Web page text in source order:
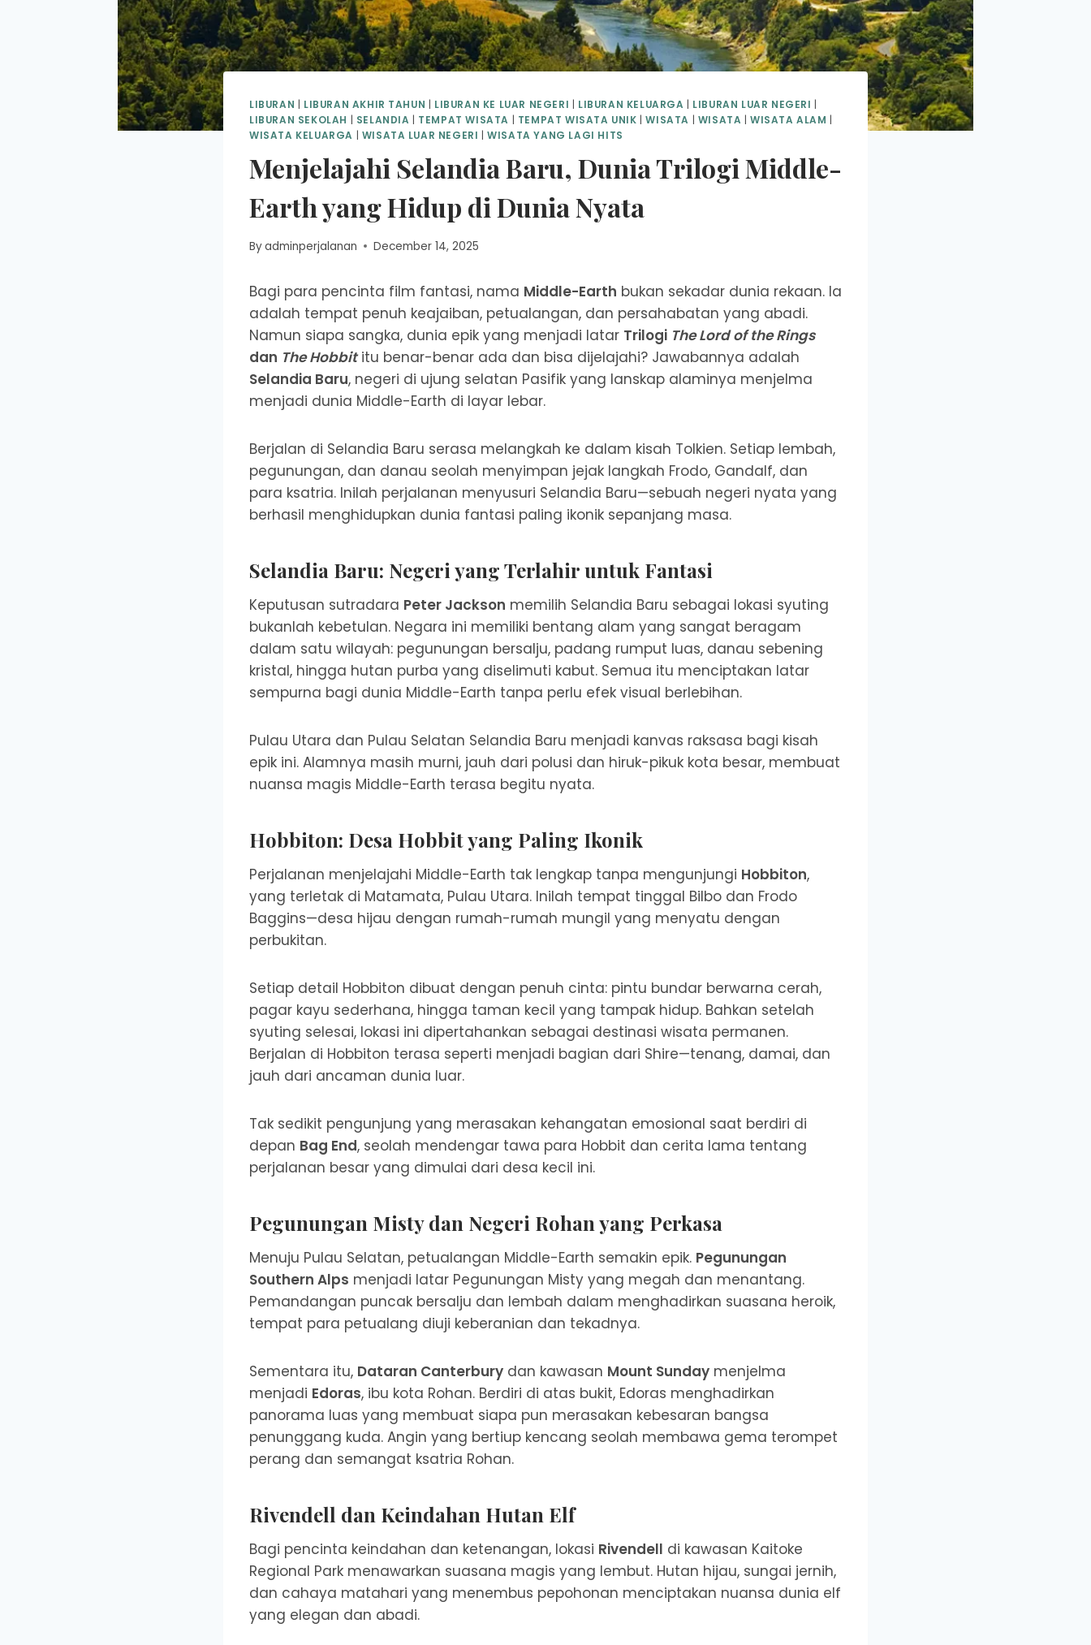
LIBURAN LIBURAN AKHIR TAHUN LIBURAN KE LUAR NEGERI LIBURAN KELUARGA LIBURAN LUAR NEGERI
LIBURAN SEKOLAH
SELANDIA TEMPAT WISATA TEMPAT WISATA UNIK |WISATA WISATA |WISATA ALAM
WISATA KELUARGA
WISATA LUAR NEGERI |WISATA YANG LAGI HITS
Menjelajahi Selandia Baru, Dunia Trilogi Middle-
Earth yang Hidup di Dunia Nyata
Byadminperjalanan December 14, 2025
Bagi para pencinta film fantasi, nama Middle-Earth bukan sekadar dunia rekaan. Ia
adalah tempat penuh keajaiban, petualangan, dan persahabatan yang abadi.
Namun siapa sangka, dunia epik yang menjadi latar Trilogi The Lord of the Rings
dan The Hobbititu benar-benar ada dan bisa dijelajahi? Jawabannya adalah
Selandia Baru, negeri di ujung selatan Pasifik yang lanskap alaminya menjelma
menjadi dunia Middle-Earth di layar lebar.
Berjalan di Selandia Baru serasa melangkah ke dalam kisah Tolkien. Setiap lembah,
pegunungan, dan danau seolah menyimpan jejak langkah Frodo, Gandalf, dan
para ksatria. Inilah perjalanan menyusuri Selandia Baru—sebuah negeri nyata yang
berhasil menghidupkan dunia fantasi paling ikonik sepanjang masa.
Selandia Baru: Negeri yang Terlahir untuk Fantasi
Keputusan sutradara Peter Jackson memilih Selandia Baru sebagai lokasi syuting
bukanlah kebetulan. Negara ini memiliki bentang alam yang sangat beragam
dalam satu wilayah: pegunungan bersalju, padang rumput luas, danau sebening
kristal, hingga hutan purba yang diselimuti kabut. Semua itu menciptakan latar
sempurna bagi dunia Middle-Earth tanpa perlu efek visual berlebihan.
Pulau Utara dan Pulau Selatan Selandia Baru menjadi kanvas raksasa bagi kisah
epik ini. Alamnya masih murni, jauh dari polusi dan hiruk-pikuk kota besar, membuat
nuansa magis Middle-Earth terasa begitu nyata.
Hobbiton: Desa Hobbit yang Paling Ikonik
Perjalanan menjelajahi Middle-Earth tak lengkap tanpa mengunjungi Hobbiton,
yang terletak di Matamata, Pulau Utara. Inilah tempat tinggal Bilbo dan Frodo
Baggins—desa hijau dengan rumah-rumah mungil yang menyatu dengan
perbukitan.
Setiap detail Hobbiton dibuat dengan penuh cinta: pintu bundar berwarna cerah,
pagar kayu sederhana, hingga taman kecil yang tampak hidup. Bahkan setelah
syuting selesai, lokasi ini dipertahankan sebagai destinasi wisata permanen.
Berjalan di Hobbiton terasa seperti menjadi bagian dari Shire—tenang, damai, dan
jauh dari ancaman dunia luar.
Tak sedikit pengunjung yang merasakan kehangatan emosional saat berdiri di
depan Bag End, seolah mendengar tawa para Hobbit dan cerita lama tentang
perjalanan besar yang dimulai dari desa kecil ini.
Pegunungan Misty dan Negeri Rohan yang Perkasa
Menuju Pulau Selatan, petualangan Middle-Earth semakin epik. Pegunungan
Southern Alps menjadi latar Pegunungan Misty yang megah dan menantang.
Pemandangan puncak bersalju dan lembah dalam menghadirkan suasana heroik,
tempat para petualang diuji keberanian dan tekadnya.
Sementara itu, Dataran Canterbury dan kawasan Mount Sunday menjelma
menjadi Edoras, ibu kota Rohan. Berdiri di atas bukit, Edoras menghadirkan
panorama luas yang membuat siapa pun merasakan kebesaran bangsa
penunggang kuda. Angin yang bertiup kencang seolah membawa gema terompet
perang dan semangat ksatria Rohan.
Rivendell dan Keindahan Hutan Elf
Bagi pencinta keindahan dan ketenangan, lokasi Rivendell di kawasan Kaitoke
Regional Park menawarkan suasana magis yang lembut. Hutan hijau, sungai jernih,
dan cahaya matahari yang menembus pepohonan menciptakan nuansa dunia elf
yang elegan dan abadi.